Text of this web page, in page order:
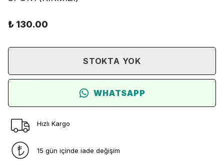
₺ 130.00
STOKTA YOK
WHATSAPP
Hızlı Kargo
15 gün içinde iade değişim